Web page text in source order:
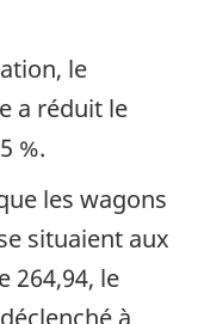
le
a réduit le
%.
les wagons
situaient aux
264,94, le